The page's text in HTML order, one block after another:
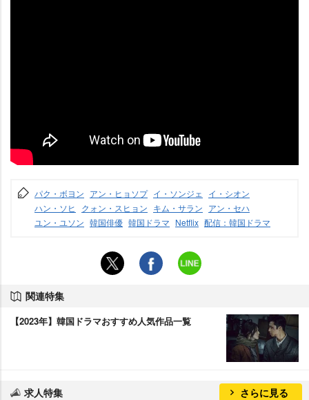
パク・ボヨン アン・ヒョソプ イ・ソンジェ
イ・シオン
ハン・ソヒ
クォン・スヒョン キム・サラン アン・セハ
ユン・ユソン 韓国俳優 韓国ドラマ Netflix 配信：韓国ドラマ
関連特集
【2023年】韓国ドラマおすすめ人気作品一覧
求人特集 さらに見る